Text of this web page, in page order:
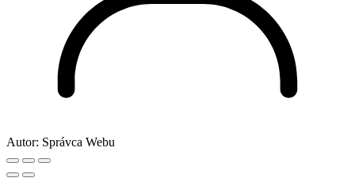
Autor: Správca Webu